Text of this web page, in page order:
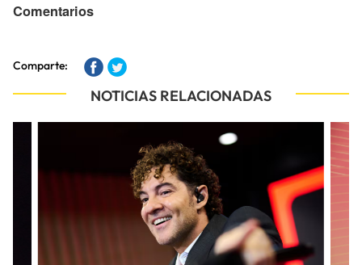
Comentarios
Comparte:
NOTICIAS RELACIONADAS